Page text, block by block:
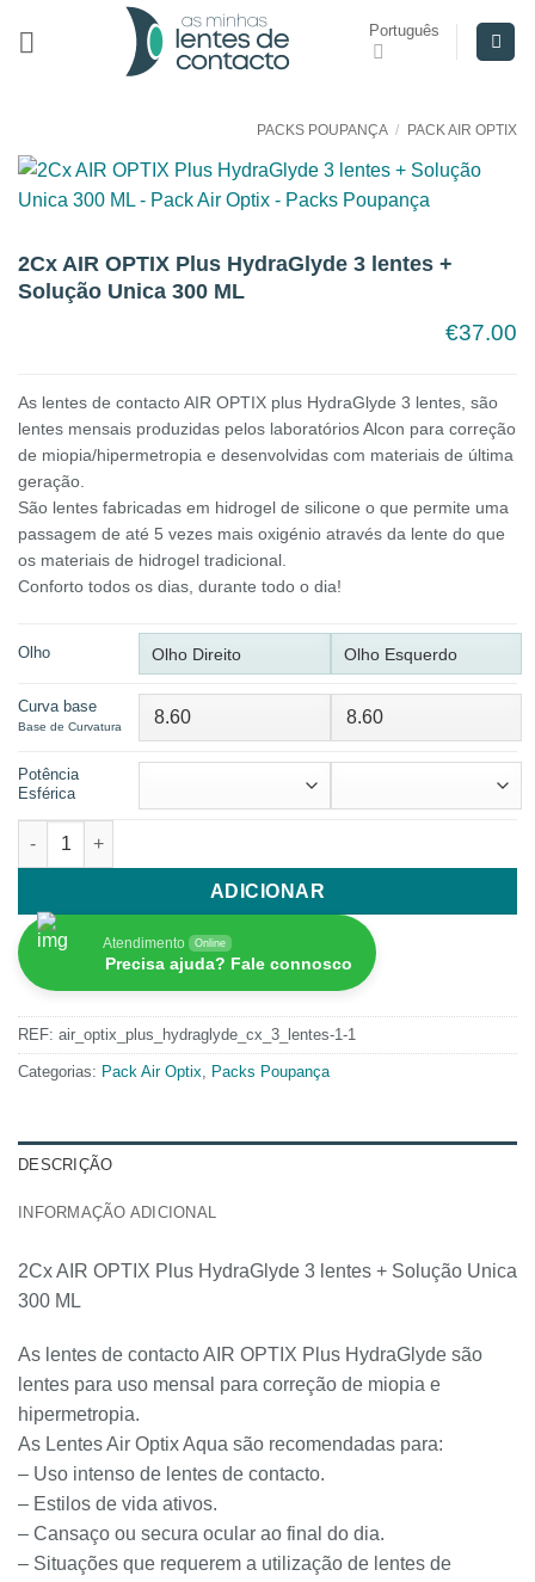
Português
PACKS POUPANÇA / PACK AIR OPTIX
2Cx AIR OPTIX Plus HydraGlyde 3 lentes +
Solução Unica 300 ML
€37.00
As lentes de contacto AIR OPTIX plus HydraGlyde 3 lentes, são
lentes mensais produzidas pelos laboratórios Alcon para correção
de miopia/hipermetropia e desenvolvidas com materiais de última
geração.
São lentes fabricadas em hidrogel de silicone o que permite uma
passagem de até 5 vezes mais oxigénio através da lente do que
os materiais de hidrogel tradicional.
Conforto todos os dias, durante todo o dia!
Olho Olho Esquerdo
Olho Direito
Curva base
Base de Curvatura
Potência
Esférica
Quantidade de 2Cx AIR OPTIX Plus HydraGlyde 3 lentes + Solução
ADICIONAR
Atendimento Online
Precisa ajuda? Fale connosco
REF: air_optix_plus_hydraglyde_cx_3_lentes-1-1
Categorias: Pack Air Optix Packs Poupança
DESCRIÇÃO
INFORMAÇÃO ADICIONAL
2Cx AIR OPTIX Plus HydraGlyde 3 lentes + Solução Unica
300 ML
As lentes de contacto AIR OPTIX Plus HydraGlyde são
lentes para uso mensal para correção de miopia e
hipermetropia.
As Lentes Air Optix Aqua são recomendadas para:
– Uso intenso de lentes de contacto.
– Estilos de vida ativos.
– Cansaço ou secura ocular ao final do dia.
– Situações que requerem a utilização de lentes de